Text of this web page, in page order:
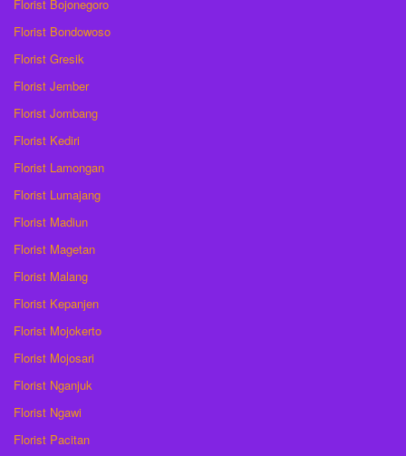
Florist Bojonegoro
Florist Bondowoso
Florist Gresik
Florist Jember
Florist Jombang
Florist Kediri
Florist Lamongan
Florist Lumajang
Florist Madiun
Florist Magetan
Florist Malang
Florist Kepanjen
Florist Mojokerto
Florist Mojosari
Florist Nganjuk
Florist Ngawi
Florist Pacitan